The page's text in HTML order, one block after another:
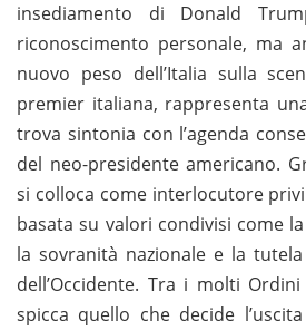
insediamento di Donald
riconoscimento personale, ma
nuovo peso dell’Italia sulla
premier italiana, rappresenta
trova sintonia con l’agenda
del neo-presidente americano.
si colloca come interlocutore
basata su valori condivisi come
la sovranità nazionale e la
dell’Occidente. Tra i molti
spicca quello che decide l’uscita